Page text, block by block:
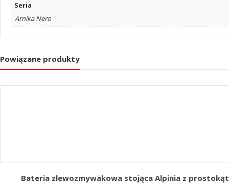
Seria
Arnika Nero
Powiązane produkty
Bateria zlewozmywakowa stojąca Alpinia z